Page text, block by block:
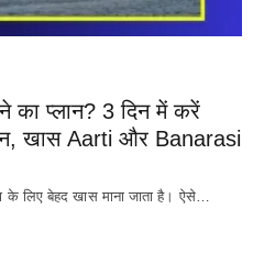
का प्लान? 3 दिन में करें
खास Aarti और Banarasi
के लिए बेहद खास माना जाता है। ऐसे…